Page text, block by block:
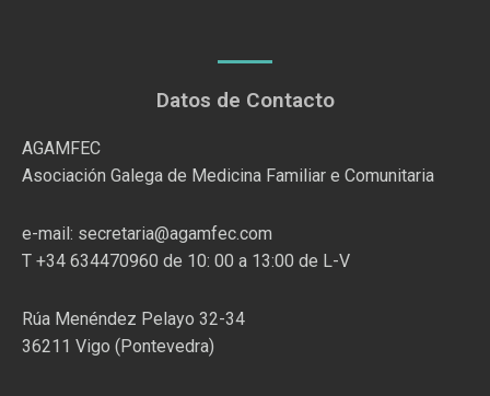
Datos de Contacto
AGAMFEC
Asociación Galega de Medicina Familiar e Comunitaria
e-mail: secretaria@agamfec.com
T +34 634470960 de 10: 00 a 13:00 de L-V
Rúa Menéndez Pelayo 32-34
36211 Vigo (Pontevedra)